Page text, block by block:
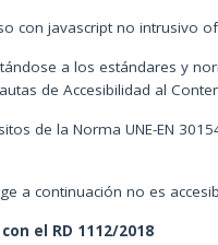
con javascript no intrusivo
a los estándares y
de Accesibilidad al
de la Norma UNE-EN
a continuación no es
el RD 1112/2018